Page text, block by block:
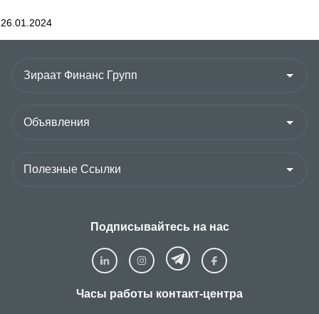
26.01.2024
Подписывайтесь на нас
Часы работы контакт-центра